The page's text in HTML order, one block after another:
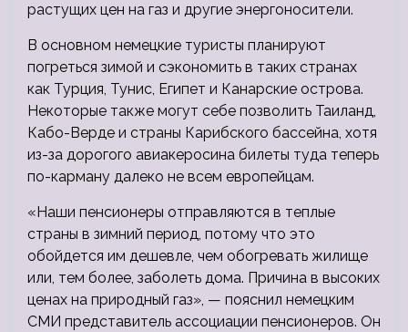
растущих цен на газ и другие энергоносители.
В основном немецкие туристы планируют
погреться зимой и сэкономить в таких странах
как Турция, Тунис, Египет и Канарские острова.
Некоторые также могут себе позволить Таиланд,
Кабо-Верде и страны Карибского бассейна, хотя
из-за дорогого авиакеросина билеты туда теперь
по-карману далеко не всем европейцам.
«Наши пенсионеры отправляются в теплые
страны в зимний период, потому что это
обойдется им дешевле, чем обогревать жилище
или, тем более, заболеть дома. Причина в высоких
ценах на природный газ», — пояснил немецким
СМИ представитель ассоциации пенсионеров. Он